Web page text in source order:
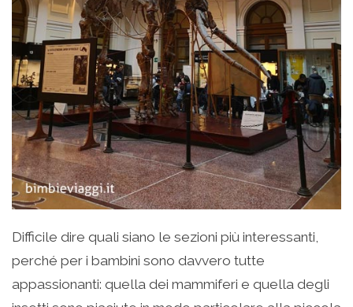
Difficile dire quali siano le sezioni più interessanti,
perché per i bambini sono davvero tutte
appassionanti: quella dei mammiferi e quella degli